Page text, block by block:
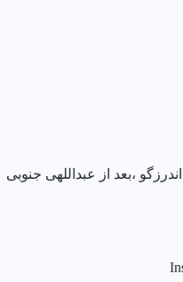
،بعد از عبداللهی جنوبی